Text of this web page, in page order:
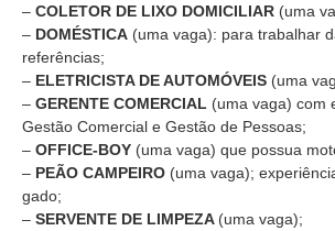
– COLETOR DE LIXO DOMICILIAR (uma
– DOMÉSTICA (uma vaga): para trabalhar
referências;
– ELETRICISTA DE AUTOMÓVEIS (uma
– GERENTE COMERCIAL (uma vaga) com
Gestão Comercial e Gestão de Pessoas;
– OFFICE-BOY (uma vaga) que possua
– PEÃO CAMPEIRO (uma vaga);
gado;
– SERVENTE DE LIMPEZA (uma vaga);